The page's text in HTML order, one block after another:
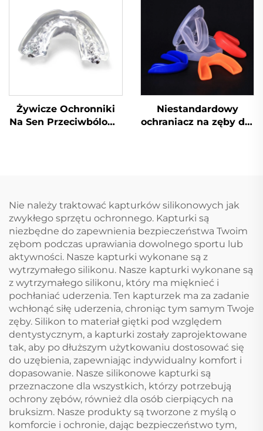
sportów, ochraniacze
na zęby
ochraniacz na zęby,
ochraniacze na zęby
do sportów MMA, do
ścinania zębów
Żywicze Ochronniki
Na Sen Przeciwbólowe
Gotowanie I
Kształtowanie
Błyskawiczne
Wybielanie Zębów
Szynki Ortodontyczne
Niestandardowy
ochraniacz na zęby dla
silikonowe, hurtowe
Nie należy traktować kapturków silikonowych jak
zwykłego sprzętu ochronnego. Kapturki są
niezbędne do zapewnienia bezpieczeństwa Twoim
zębom podczas uprawiania dowolnego sportu lub
aktywności. Nasze kapturki wykonane są z
wytrzymałego silikonu. Nasze kapturki wykonane są
z wytrzymałego silikonu, który ma mięknieć i
pochłaniać uderzenia. Ten kapturzek ma za zadanie
wchłonąć siłę uderzenia, chroniąc tym samym Twoje
zęby. Silikon to materiał giętki pod względem
dentystycznym, a kapturki zostały zaprojektowane
tak, aby po dłuższym użytkowaniu dostosować się
do uzębienia, zapewniając indywidualny komfort i
dopasowanie. Nasze silikonowe kapturki są
przeznaczone dla wszystkich, którzy potrzebują
ochrony zębów, również dla osób cierpiących na
bruksizm. Nasze produkty są tworzone z myślą o
komforcie i ochronie, dając bezpieczeństwo tym,